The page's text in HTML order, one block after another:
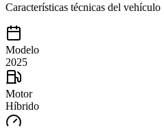
Características técnicas del vehículo
Modelo
2025
Motor
Híbrido